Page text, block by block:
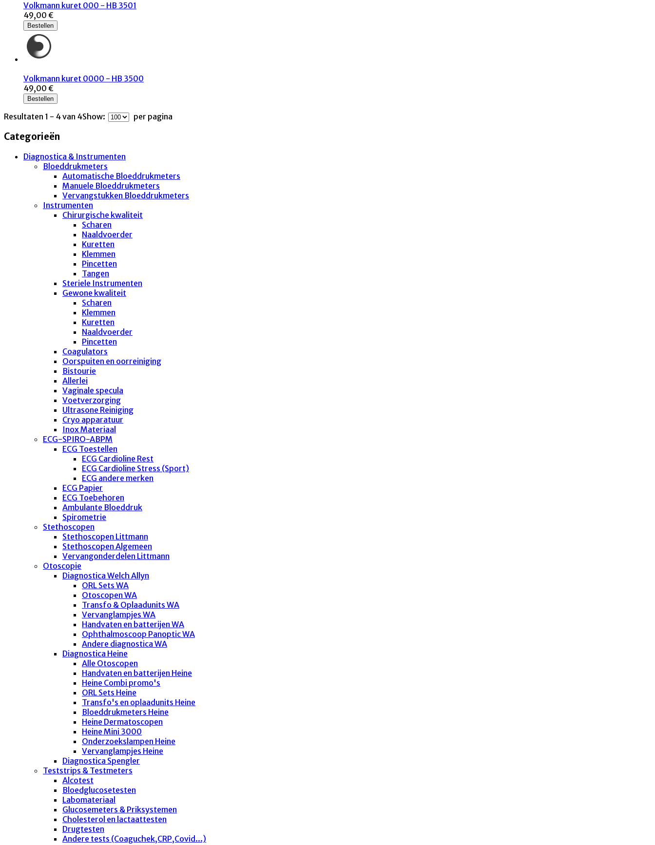
Volkmann kuret 000 - HB 3501
49,00 €
Bestellen
Volkmann kuret 0000 - HB 3500
49,00 €
Bestellen
Resultaten 1 - 4 van 4Show: per pagina
Categorieën
Diagnostica & Instrumenten
Bloeddrukmeters
Automatische Bloeddrukmeters
Manuele Bloeddrukmeters
Vervangstukken Bloeddrukmeters
Instrumenten
Chirurgische kwaliteit
Scharen
Naaldvoerder
Kuretten
Klemmen
Pincetten
Tangen
Steriele Instrumenten
Gewone kwaliteit
Scharen
Klemmen
Kuretten
Naaldvoerder
Pincetten
Coagulators
Oorspuiten en oorreiniging
Bistourie
Allerlei
Vaginale specula
Voetverzorging
Ultrasone Reiniging
Cryo apparatuur
Inox Materiaal
ECG-SPIRO-ABPM
ECG Toestellen
ECG Cardioline Rest
ECG Cardioline Stress (Sport)
ECG andere merken
ECG Papier
ECG Toebehoren
Ambulante Bloeddruk
Spirometrie
Stethoscopen
Stethoscopen Littmann
Stethoscopen Algemeen
Vervangonderdelen Littmann
Otoscopie
Diagnostica Welch Allyn
ORL Sets WA
Otoscopen WA
Transfo & Oplaadunits WA
Vervanglampjes WA
Handvaten en batterijen WA
Ophthalmoscoop Panoptic WA
Andere diagnostica WA
Diagnostica Heine
Alle Otoscopen
Handvaten en batterijen Heine
Heine Combi promo's
ORL Sets Heine
Transfo's en oplaadunits Heine
Bloeddrukmeters Heine
Heine Dermatoscopen
Heine Mini 3000
Onderzoekslampen Heine
Vervanglampjes Heine
Diagnostica Spengler
Teststrips & Testmeters
Alcotest
Bloedglucosetesten
Labomateriaal
Glucosemeters & Priksystemen
Cholesterol en lactaattesten
Drugtesten
Andere tests (Coaguchek,CRP,Covid...)